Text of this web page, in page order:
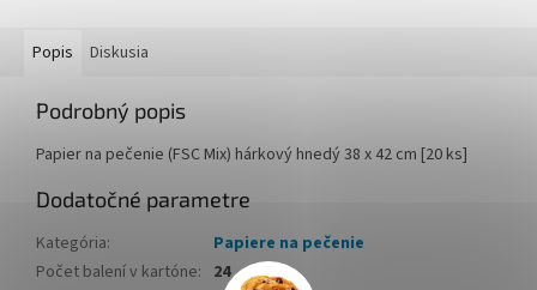
Popis Diskusia
Podrobný popis
Papier na pečenie (FSC Mix) hárkový hnedý 38 x 42 cm [20 ks]
Dodatočné parametre
Kategória:
Papiere na pečenie
Počet balení v kartóne: 24